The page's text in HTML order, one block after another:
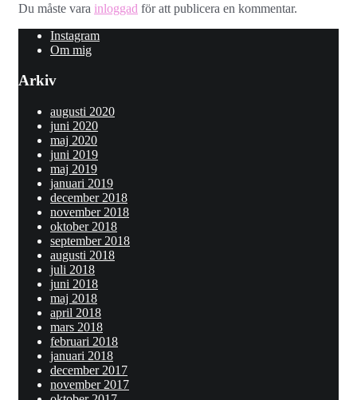
Du måste vara inloggad för att publicera en kommentar.
Instagram
Om mig
Arkiv
augusti 2020
juni 2020
maj 2020
juni 2019
maj 2019
januari 2019
december 2018
november 2018
oktober 2018
september 2018
augusti 2018
juli 2018
juni 2018
maj 2018
april 2018
mars 2018
februari 2018
januari 2018
december 2017
november 2017